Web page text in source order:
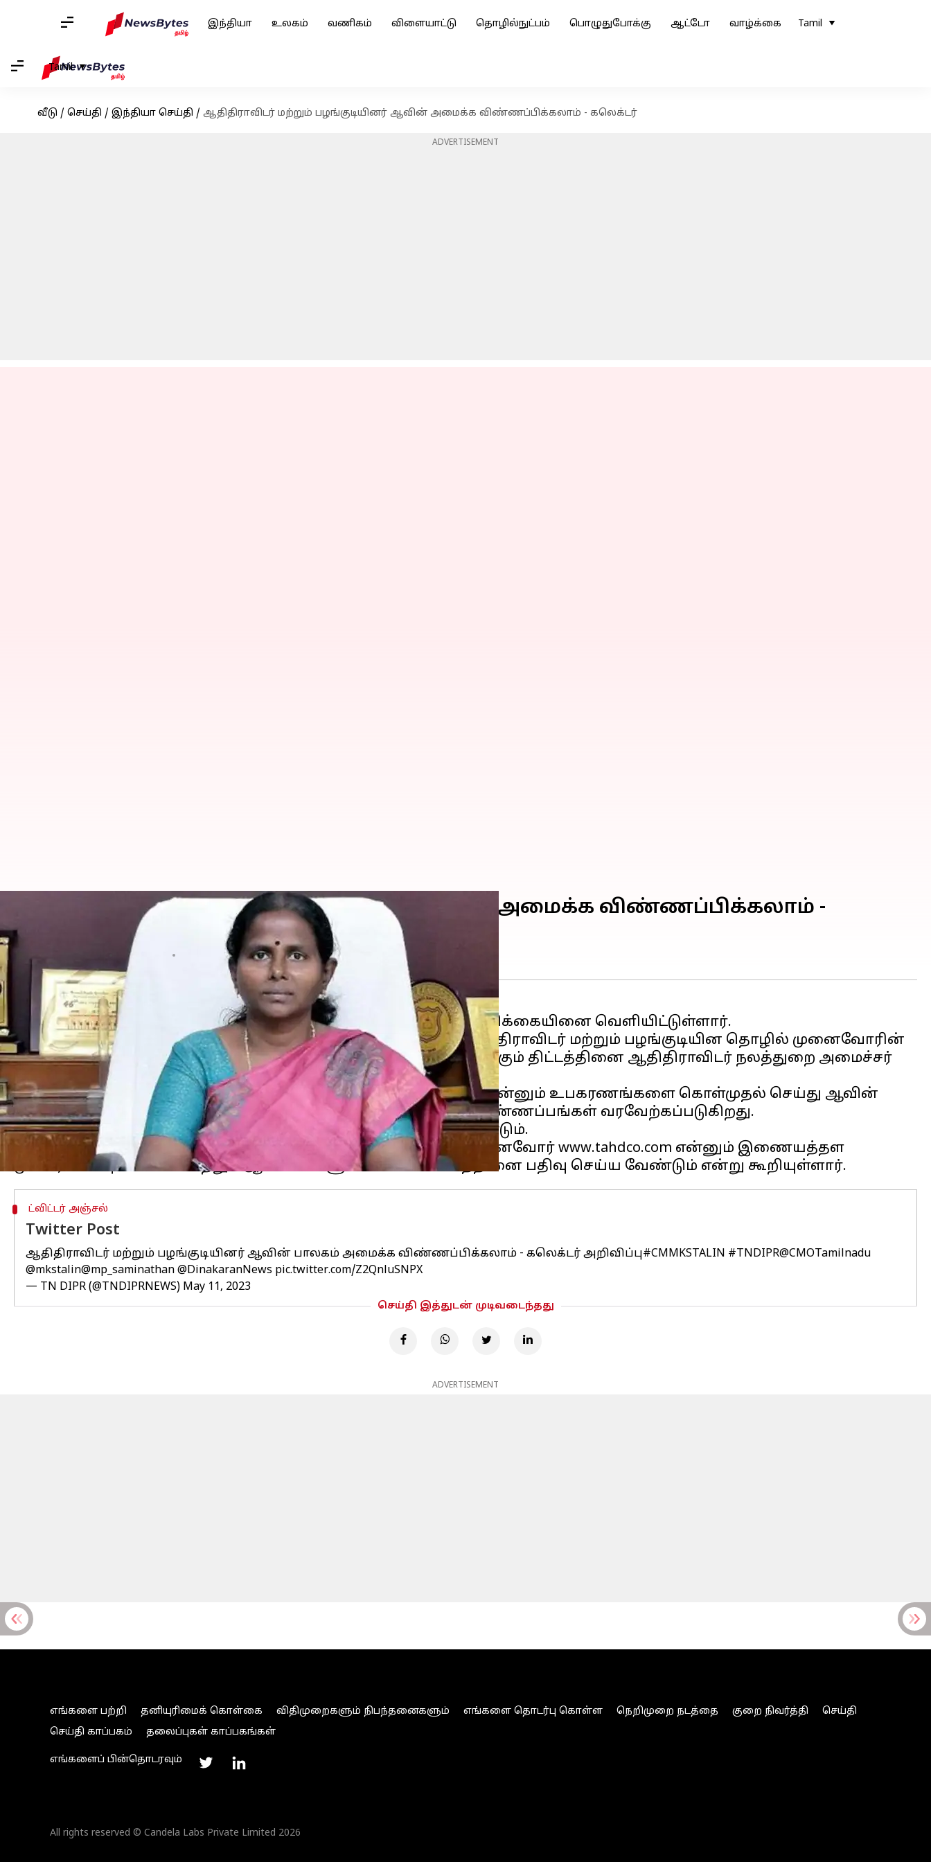
இந்தியா உலகம் வணிகம் விளையாட்டு தொழில்நுட்பம் பொழுதுபோக்கு ஆட்டோ வாழ்க்கை Tamil
Tamil
வீடு / செய்தி / இந்தியா செய்தி / ஆதிதிராவிடர் மற்றும் பழங்குடியினர் ஆவின் அமைக்க விண்ணப்பிக்கலாம் - கலெக்டர்
ADVERTISEMENT
ஆதிதிராவிடர் மற்றும் பழங்குடியினர் ஆவின் அமைக்க விண்ணப்பிக்கலாம் -
கலெக்டர்
May 11, 2023
செய்தி முன்னோட்டம்
சென்னைகலெக்டர் அமிர்த ஜோதி அவர்கள் அண்மையில் ஒரு அறிக்கையினை வெளியிட்டுள்ளார்.
அதில் அவர், 2022-23ம் ஆண்டு மானிய கோரிக்கையின் போது ஆதிதிராவிடர் மற்றும் பழங்குடியின தொழில் முனைவோரின்
பொருளாதார வளர்ச்சியினை ஊக்குவிக்க ஆவின் பாலகம் அமைக்கும் திட்டத்தினை ஆதிதிராவிடர் நலத்துறை அமைச்சர்
அறிவித்தார்.
அதன்படி இந்த திட்டத்தின் மூலம், உறைவிப்பான், குளிர்விப்பான் என்னும் உபகரணங்களை கொள்முதல் செய்து ஆவின்
பாலகம் அமைத்து வருவாய் ஈட்ட தாட்கோ இணையதளம் மூலம் விண்ணப்பங்கள் வரவேற்கப்படுகிறது.
இதற்கு விண்ணப்பிக்க 18 முதல் 65 வயதுடையவராக இருக்கவேண்டும்.
இந்த திட்டத்தில் ஆதிதிராவிடர் மற்றும் பழங்குடியின தொழில்முனைவோர் www.tahdco.com என்னும் இணையத்தள
ட்விட்டர் அஞ்சல்
Twitter Post
ஆதிதிராவிடர் மற்றும் பழங்குடியினர் ஆவின் பாலகம் அமைக்க விண்ணப்பிக்கலாம் - கலெக்டர் அறிவிப்பு#CMMKSTALIN #TNDIPR@CMOTamilnadu
@mkstalin@mp_saminathan @DinakaranNews pic.twitter.com/Z2QnluSNPX
— TN DIPR (@TNDIPRNEWS) May 11, 2023
செய்தி இத்துடன் முடிவடைந்தது
ADVERTISEMENT
எங்களை பற்றி தனியுரிமைக் கொள்கை விதிமுறைகளும் நிபந்தனைகளும் எங்களை தொடர்பு கொள்ள நெறிமுறை நடத்தை குறை நிவர்த்தி
செய்தி
செய்தி காப்பகம்
தலைப்புகள் காப்பகங்கள்
எங்களைப் பின்தொடரவும்
All rights reserved © Candela Labs Private Limited 2026